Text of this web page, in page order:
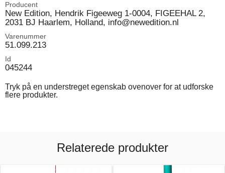
Producent
New Edition, Hendrik Figeeweg 1-0004, FIGEEHAL 2,
2031 BJ Haarlem, Holland, info@newedition.nl
Varenummer
51.099.213
Id
045244
Tryk på en understreget egenskab ovenover for at udforske
flere produkter.
Relaterede produkter